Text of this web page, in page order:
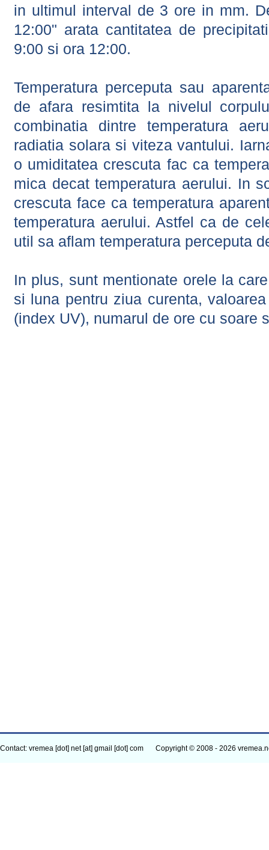
in ultimul interval de 3 ore in mm.
12:00" arata cantitatea de
9:00 si ora 12:00.
Temperatura perceputa sau
de afara resimtita la nivelul
combinatia dintre temperatura
radiatia solara si viteza vantului.
o umiditatea crescuta fac ca
mica decat temperatura aerului. In
crescuta face ca temperatura
temperatura aerului. Astfel ca de
util sa aflam temperatura perceputa
In plus, sunt mentionate orele la
si luna pentru ziua curenta,
(index UV), numarul de ore cu soare
Contact: vremea [dot] net [at] gmail [dot] com Copyright © 2008 - 2026